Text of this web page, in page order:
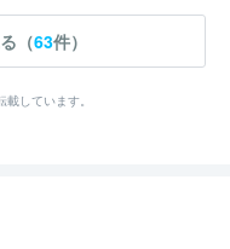
（63件）
しています。